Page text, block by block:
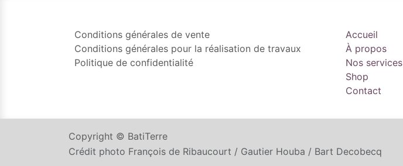
Conditions générales de vente
Conditions générales pour la réalisation de travaux
Politique de confidentialité
Accueil
À propos
Nos services
Shop
Contact
Copyright © BatiTerre
Crédit photo François de Ribaucourt / Gautier Houba / Bart Decobecq